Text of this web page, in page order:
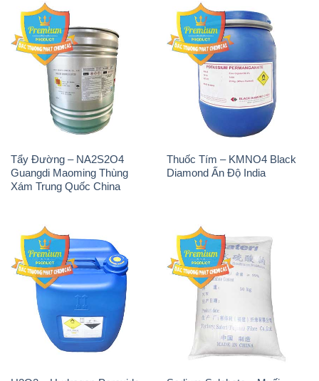
Tẩy Đường – NA2S2O4
Guangdi Maoming Thùng
Xám Trung Quốc China
Thuốc Tím – KMNO4 Black
Diamond Ấn Độ India
H2O2 – Hydrogen Peroxide
50% Taekwang Hàn Quốc
Sodium Sulphate – Muối
Sunfat Na2SO4 Sateri Trung
Quốc China